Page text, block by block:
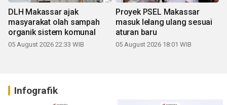
DLH Makassar ajak
masyarakat olah sampah
organik sistem komunal
05 August 2026 22:33 WIB
Proyek PSEL Makassar
masuk lelang ulang sesuai
aturan baru
05 August 2026 18:01 WIB
Infografik